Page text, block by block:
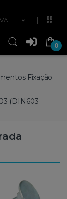
0
Fixação
(DIN603